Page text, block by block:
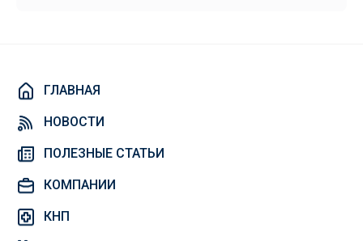
ГЛАВНАЯ
НОВОСТИ
ПОЛЕЗНЫЕ СТАТЬИ
КОМПАНИИ
КНП